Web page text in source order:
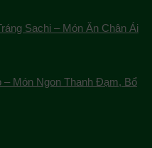
Gỏi
Cá
Tráng
Sachi – Món Ăn Chân Ái
Món Ngon Thanh Đạm, Bổ